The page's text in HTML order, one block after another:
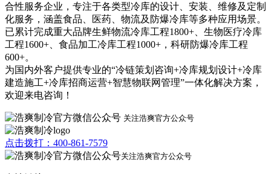
合性服务企业，专注于各类型冷库的设计、安装、维修及定制
化服务，涵盖食品、医药、物流及防爆冷库等多种应用场景。
已累计完成重大品牌生鲜物流冷库工程1800+、生物医疗冷库
工程1600+、食品加工冷库工程1000+，科研防爆冷库工程
600+。
为国内外客户提供专业的“冷链策划咨询+冷库规划设计+冷库
建造施工+冷库招商运营+智慧物联网管理”一体化解决方案，
欢迎来电咨询！
关注浩爽官方公众号
点击拨打：400-861-7579
关注浩爽官方公众号